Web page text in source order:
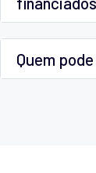
Quem